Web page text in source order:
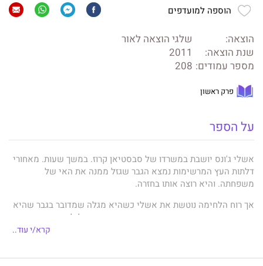
הוספה למועדפים
הוצאה:
שלגי הוצאה לאור
שנת הוצאה:
2011
מספר עמודים: 208
פרק ראשון
על הספר
אשלי ג'ונס יושבת במשרדו של סבסטיאן קרוז. במשך שעות. מאחורי
דלתות העץ המרשימות נמצא הגבר שגזל ממנה את האי של
משפחתה. והיא רוצה אותו בחזרה.
אך רוח הלחימה נוטשת את אשלי כשהיא מגלה שמדובר בגבר שהיא
מכירה היכרות אינטימית. הגבר שבגד בה אחרי הלילה המאושר
קרא/י עוד..